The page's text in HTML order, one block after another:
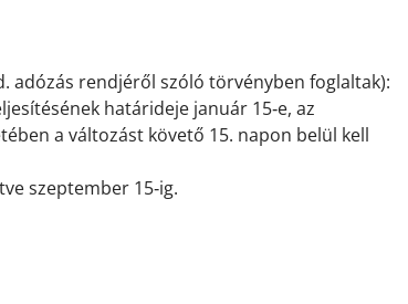
adózás rendjéről szóló törvényben foglaltak):
határideje január 15‐e, az
a változást követő 15. napon belül kell
szeptember 15‐ig.